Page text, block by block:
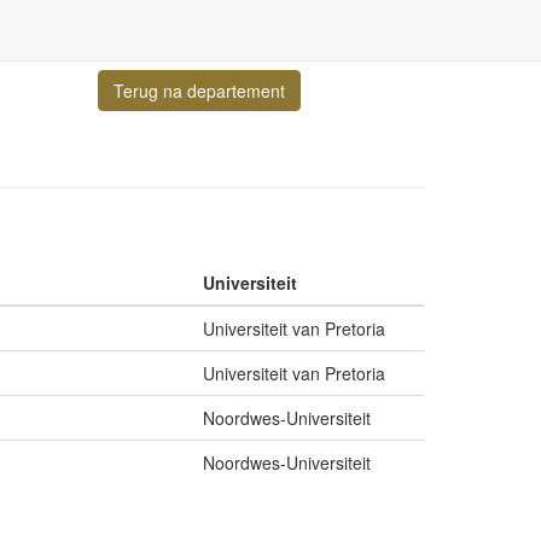
Terug na departement
Universiteit
Universiteit van Pretoria
Universiteit van Pretoria
Noordwes-Universiteit
Noordwes-Universiteit